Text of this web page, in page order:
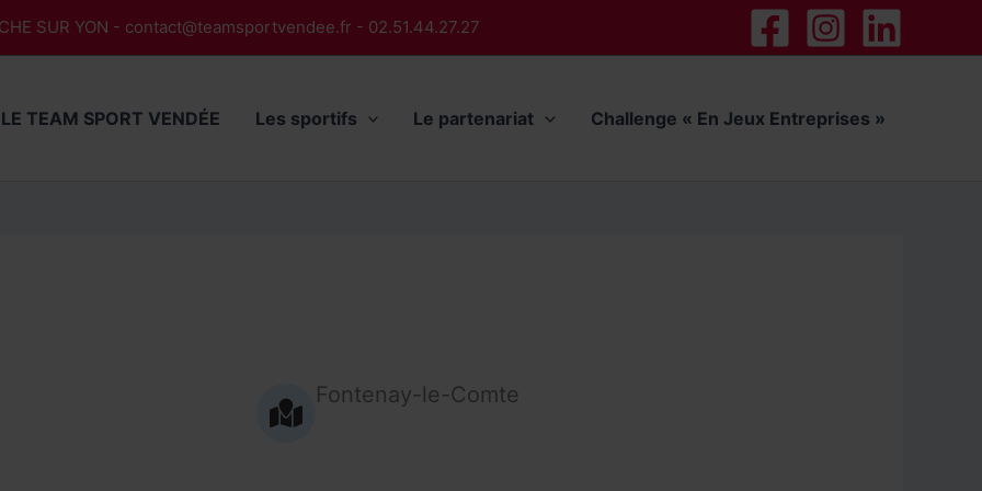
SUR YON - contact@teamsportvendee.fr - 02.51.44.27.27
LE TEAM SPORT VENDÉE Les sportifs Le partenariat Challenge « En Jeux Entreprises »
Fontenay-le-Comte